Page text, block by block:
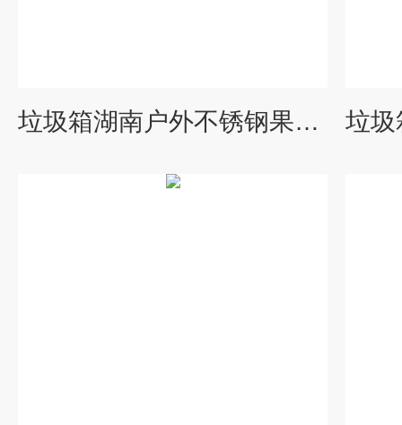
垃圾箱湖南户外不锈钢果皮箱 金属垃圾桶制品厂 脚踏果皮箱